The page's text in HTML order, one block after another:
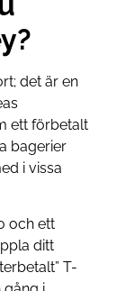
det är en
ett förbetalt
bagerier
i vissa
och ett
ditt
T-